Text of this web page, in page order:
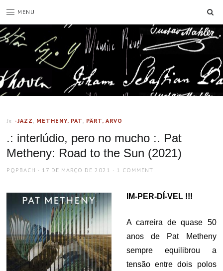
MENU
In -JAZZ , METHENY, PAT , PÄRT, ARVO
.: interlúdio, pero no mucho :. Pat
Metheny: Road to the Sun (2021)
AUTHOR
PQPBACH
POSTED
17 DE MARÇO DE 2021 1 COMMENT
IM-PER-DÍ-VEL !!!
A carreira de quase 50
anos de Pat Metheny
sempre equilibrou a
tensão entre dois polos